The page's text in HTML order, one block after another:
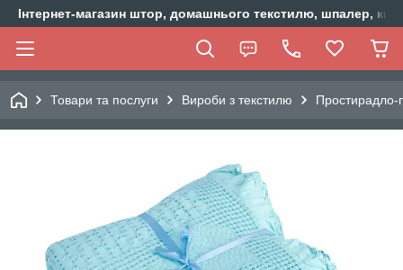
Інтернет-магазин штор, домашнього текстилю, шпалер,
Товари та послуги Вироби з текстилю Простирадло-